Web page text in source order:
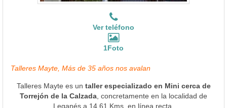
Ver teléfono
1Foto
Talleres Mayte, Más de 35 años nos avalan
Talleres Mayte es un taller especializado en Mini cerca de
Torrejón de la Calzada , concretamente en la localidad de
Leganés a 14.61 Kms. en línea recta.